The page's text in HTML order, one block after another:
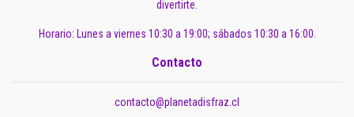
divertirte.
Horario: Lunes a viernes 10:30 a 19:00; sábados 10:30 a 16:00.
Contacto
contacto@planetadisfraz.cl